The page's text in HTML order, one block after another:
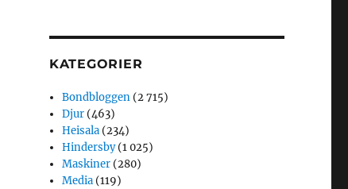
KATEGORIER
Bondbloggen (2 715)
Djur (463)
Heisala (234)
Hindersby(1 025)
Maskiner (280)
Media (119)